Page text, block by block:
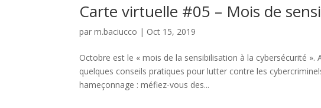
Carte virtuelle #05 – Mois de
parm.baciucco | Oct 15, 2019
Octobre est le « mois de la sensibilisation à la cybersécurité
quelques conseils pratiques pour lutter contre les
hameçonnage : méfiez-vous des...